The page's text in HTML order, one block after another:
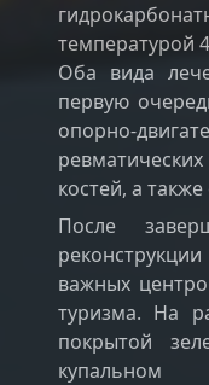
температурой
Оба вида
первую
опорно-
костей, а
После
важных
туризма. На
покрытой
купальном